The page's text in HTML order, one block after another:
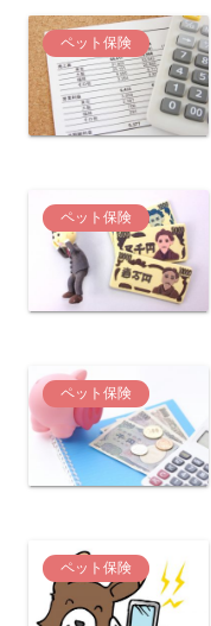
ペット保険
ペット保険
ペット保険
ペット保険